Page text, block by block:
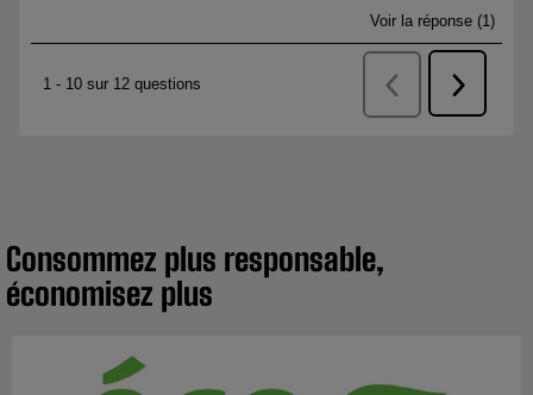
Consommez plus responsable,
économisez plus